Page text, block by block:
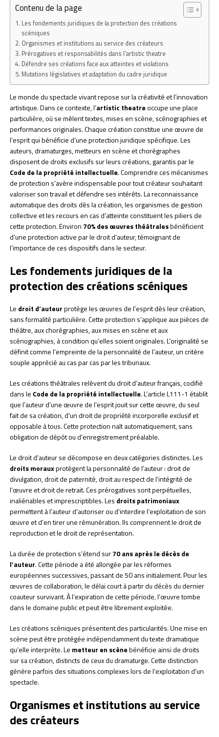
Contenu de la page
Les fondements juridiques de la protection des créations
scéniques
Organismes et institutions au service des créateurs
Prérogatives et responsabilités dans l’artistic theatre
Défendre ses créations face aux atteintes et violations
Mutations législatives et adaptation du cadre juridique
Le monde du spectacle vivant repose sur la créativité et l’innovation
artistique. Dans ce contexte, l’artistic theatreoccupe une place
particulière, où se mêlent textes, mises en scène, scénographies et
performances originales. Chaque création constitue une œuvre de
l’esprit qui bénéficie d’une protection juridique spécifique. Les
auteurs, dramaturges, metteurs en scène et chorégraphes
disposent de droits exclusifs sur leurs créations, garantis par le
Code de la propriété intellectuelle. Comprendre ces mécanismes
de protection s’avère indispensable pour tout créateur souhaitant
valoriser son travail et défendre ses intérêts. La reconnaissance
automatique des droits dès la création, les organismes de gestion
collective et les recours en cas d’atteinte constituent les piliers de
cette protection. Environ 70% des œuvres théâtralesbénéficient
d’une protection active par le droit d’auteur, témoignant de
l’importance de ces dispositifs dans le secteur.
Les fondements juridiques de la
protection des créations scéniques
Le droit d’auteurprotège les œuvres de l’esprit dès leur création,
sans formalité particulière. Cette protection s’applique aux pièces de
théâtre, aux chorégraphies, aux mises en scène et aux
scénographies, à condition qu’elles soient originales. L’originalité se
définit comme l’empreinte de la personnalité de l’auteur, un critère
souple apprécié au cas par cas par les tribunaux.
Les créations théâtrales relèvent du droit d’auteur français, codifié
dans le Code de la propriété intellectuelle. L’article L111-1 établit
que l’auteur d’une œuvre de l’esprit jouit sur cette œuvre, du seul
fait de sa création, d’un droit de propriété incorporelle exclusif et
opposable à tous. Cette protection naît automatiquement, sans
obligation de dépôt ou d’enregistrement préalable.
Le droit d’auteur se décompose en deux catégories distinctes. Les
droits morauxprotègent la personnalité de l’auteur : droit de
divulgation, droit de paternité, droit au respect de l’intégrité de
l’œuvre et droit de retrait. Ces prérogatives sont perpétuelles,
inaliénables et imprescriptibles. Les droits patrimoniaux
permettent à l’auteur d’autoriser ou d’interdire l’exploitation de son
œuvre et d’en tirer une rémunération. Ils comprennent le droit de
reproduction et le droit de représentation.
La durée de protection s’étend sur70 ans après le décès de
l’auteur. Cette période a été allongée par les réformes
européennes successives, passant de 50 ans initialement. Pour les
œuvres de collaboration, le délai court à partir du décès du dernier
coauteur survivant. À l’expiration de cette période, l’œuvre tombe
dans le domaine public et peut être librement exploitée.
Les créations scéniques présentent des particularités. Une mise en
scène peut être protégée indépendamment du texte dramatique
qu’elle interprète. Le metteur en scènebénéficie ainsi de droits
sur sa création, distincts de ceux du dramaturge. Cette distinction
génère parfois des situations complexes lors de l’exploitation d’un
spectacle.
Organismes et institutions au service
des créateurs